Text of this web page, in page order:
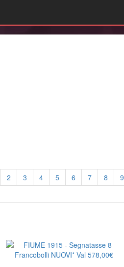
2 3 4 5 6 7 8 9